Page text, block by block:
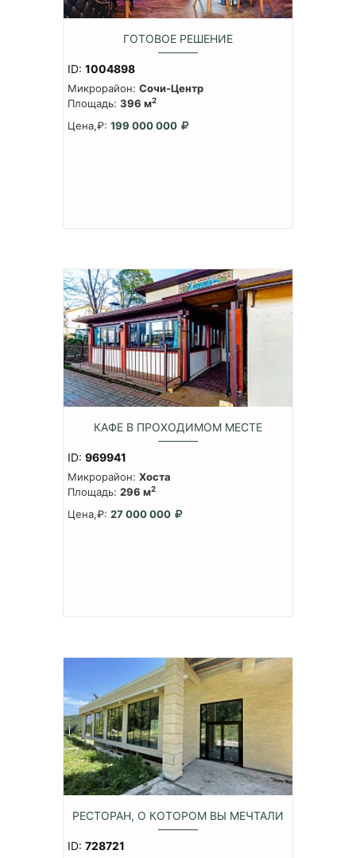
ГОТОВОЕ РЕШЕНИЕ
ID: 1004898
Микрорайон: Сочи-Центр
Площадь: 396 м2
Цена,₽: 199 000 000
КАФЕ В ПРОХОДИМОМ МЕСТЕ
ID: 969941
Микрорайон: Хоста
Площадь: 296 м2
Цена,₽: 27 000 000
РЕСТОРАН, О КОТОРОМ ВЫ МЕЧТАЛИ
ID: 728721